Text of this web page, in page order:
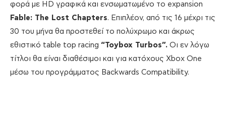
φορά με HD γραφικά και ενσωματωμένο το expansion
Fable: The Lost Chapters. Επιπλέον, από τις 16 μέχρι τις
30 του μήνα θα προστεθεί το πολύχρωμο και άκρως
εθιστικό table top racing “Toybox Turbos”. Οι εν λόγω
τίτλοι θα είναι διαθέσιμοι και για κατόχους Xbox One
μέσω του προγράμματος Backwards Compatibility.